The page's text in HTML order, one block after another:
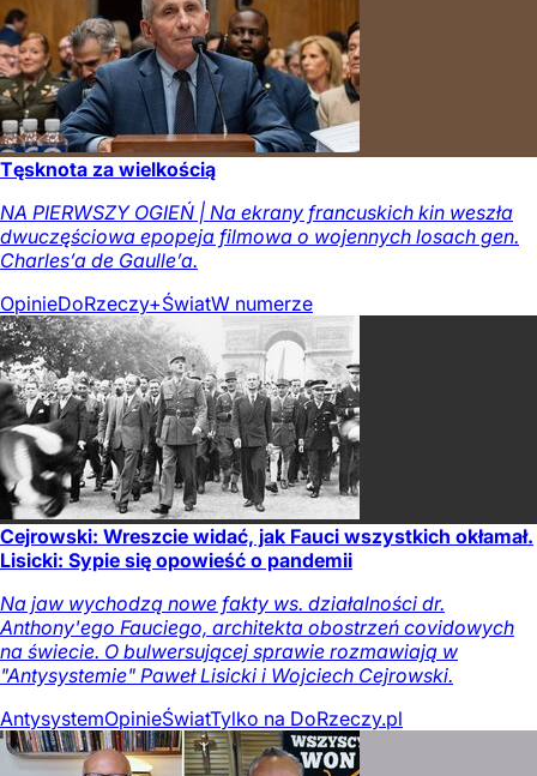
Tęsknota za wielkością
NA PIERWSZY OGIEŃ | Na ekrany francuskich kin weszła
dwuczęściowa epopeja filmowa o wojennych losach gen.
Charles’a de Gaulle’a.
OpinieDoRzeczy+ŚwiatW numerze
Cejrowski: Wreszcie widać, jak Fauci wszystkich okłamał.
Lisicki: Sypie się opowieść o pandemii
Na jaw wychodzą nowe fakty ws. działalności dr.
Anthony'ego Fauciego, architekta obostrzeń covidowych
na świecie. O bulwersującej sprawie rozmawiają w
"Antysystemie" Paweł Lisicki i Wojciech Cejrowski.
AntysystemOpinieŚwiatTylko na DoRzeczy.pl